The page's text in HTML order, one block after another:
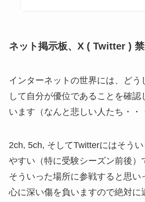
ネット掲示板、X ( Twitter )
インターネットの世界には、どう
して自分が優位であることを確認
います（なんと悲しい人たち・・
2ch, 5ch, そしてTwitterにはそう
やすい（特に受験シーズン前後）
そういった場所に参戦すると思い
心に深い傷を負いますので絶対に